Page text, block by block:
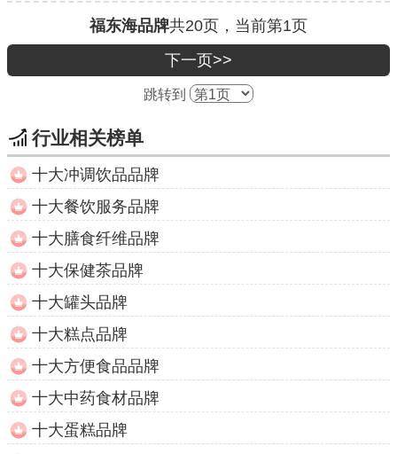
福东海品牌共20页，当前第1页
下一页>>
跳转到
行业相关榜单
十大冲调饮品品牌
十大餐饮服务品牌
十大膳食纤维品牌
十大保健茶品牌
十大罐头品牌
十大糕点品牌
十大方便食品品牌
十大中药食材品牌
十大蛋糕品牌